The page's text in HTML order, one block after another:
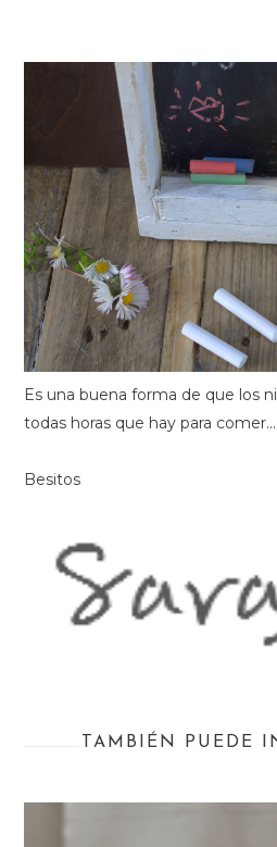
Es una buena forma de que los
todas horas que hay para comer....
Besitos
TAMBIÉN PUEDE